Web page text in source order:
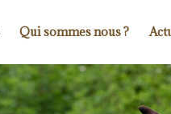
Qui sommes nous ?